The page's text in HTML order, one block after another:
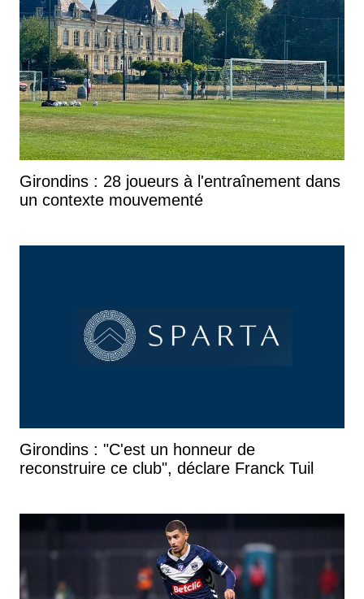
Girondins : 28 joueurs à l'entraînement dans
un contexte mouvementé
Girondins : "C'est un honneur de
reconstruire ce club", déclare Franck Tuil